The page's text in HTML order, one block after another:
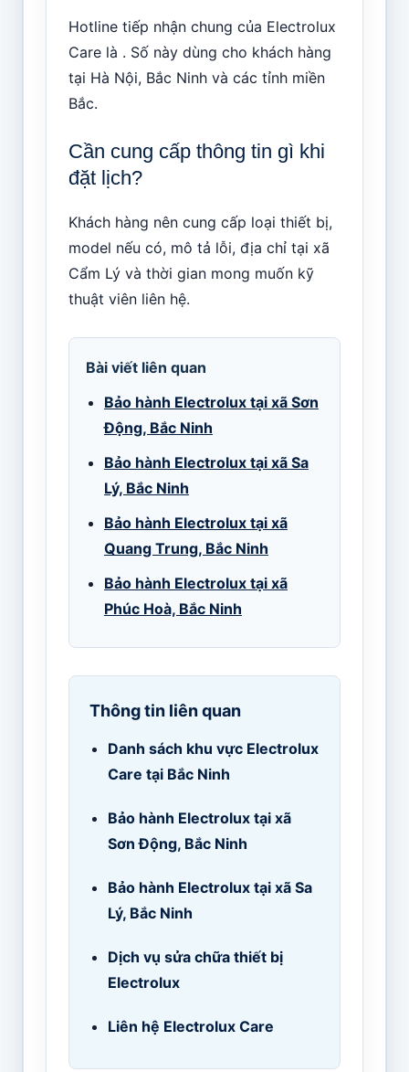
Hotline tiếp nhận chung của Electrolux
Care là . Số này dùng cho khách hàng
tại Hà Nội, Bắc Ninh và các tỉnh miền
Bắc.
Cần cung cấp thông tin gì khi
đặt lịch?
Khách hàng nên cung cấp loại thiết bị,
model nếu có, mô tả lỗi, địa chỉ tại xã
Cẩm Lý và thời gian mong muốn kỹ
thuật viên liên hệ.
Bài viết liên quan
Bảo hành Electrolux tại xã Sơn
Động, Bắc Ninh
Bảo hành Electrolux tại xã Sa
Lý, Bắc Ninh
Bảo hành Electrolux tại xã
Quang Trung, Bắc Ninh
Bảo hành Electrolux tại xã
Phúc Hoà, Bắc Ninh
Thông tin liên quan
Danh sách khu vực Electrolux
Care tại Bắc Ninh
Bảo hành Electrolux tại xã
Sơn Động, Bắc Ninh
Bảo hành Electrolux tại xã Sa
Lý, Bắc Ninh
Dịch vụ sửa chữa thiết bị
Electrolux
Liên hệ Electrolux Care